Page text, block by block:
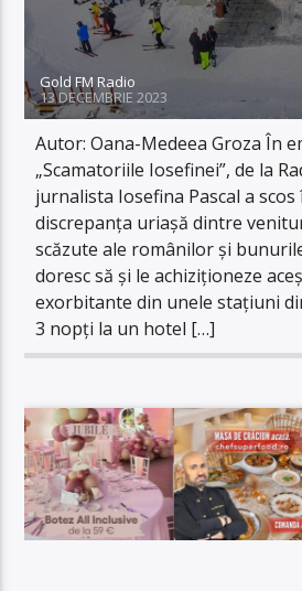
Gold FM Radio
13 DECEMBRIE 2023
Autor: Oana-Medeea Groza În
„Scamatoriile Iosefinei”, de la
jurnalista Iosefina Pascal a scos
discrepanța uriașă dintre
scăzute ale românilor și
doresc să și le achiziționeze
exorbitante din unele stațiuni
3 nopți la un hotel […]